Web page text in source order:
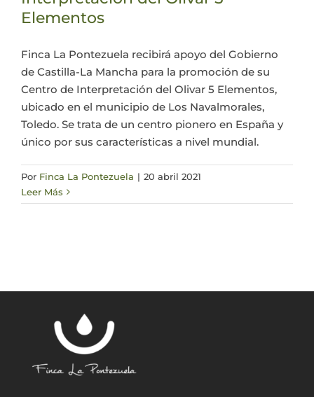
Mi cuenta
Elementos
Finca La Pontezuela recibirá apoyo del Gobierno
de Castilla-La Mancha para la promoción de su
Centro de Interpretación del Olivar 5 Elementos,
ubicado en el municipio de Los Navalmorales,
Toledo. Se trata de un centro pionero en España y
único por sus características a nivel mundial.
Por Finca La Pontezuela | 20 abril 2021
Leer Más